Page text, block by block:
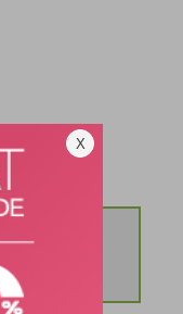
%50 İndirim!